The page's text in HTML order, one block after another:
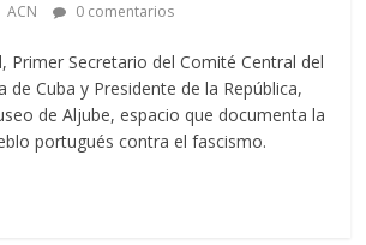
ACN 0 comentarios
Primer Secretario del Comité Central del
de Cuba y Presidente de la República,
de Aljube, espacio que documenta la
portugués contra el fascismo.